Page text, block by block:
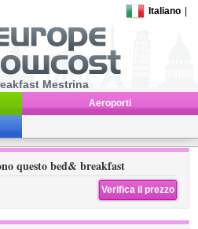
Italiano
Mestrina
Aeroporti
questo bed& breakfast
Verifica il prezzo